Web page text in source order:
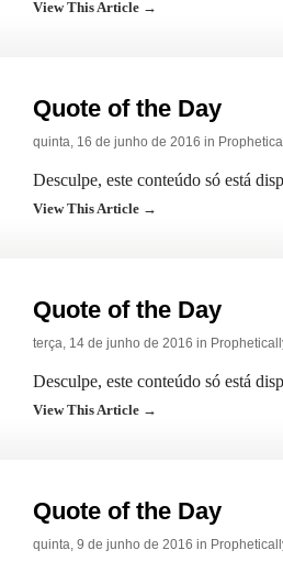
View This Article →
Quote of the Day
quinta, 16 de junho de 2016 in
Desculpe, este conteúdo só está
View This Article →
Quote of the Day
terça, 14 de junho de 2016 in
Desculpe, este conteúdo só está
View This Article →
Quote of the Day
quinta, 9 de junho de 2016 in